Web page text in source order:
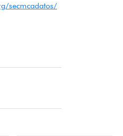
secmcadatos/